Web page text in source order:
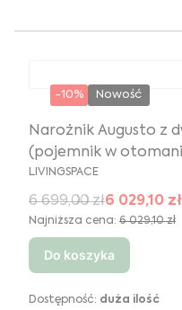
-10% Nowość
Narożnik Augusto z
(pojemnik w
LIVINGSPACE
6 699,00 zł6 029,10 zł
Najniższa cena: 6 029,10 zł
Do koszyka
Dostępność: duża ilość